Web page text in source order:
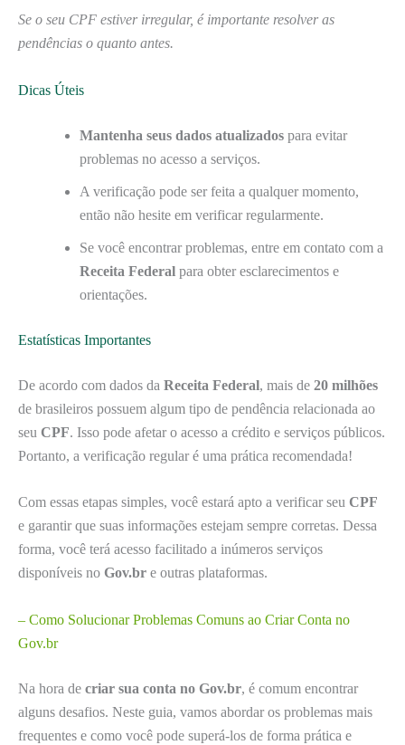
Se o seu CPF estiver irregular, é importante resolver as
pendências o quanto antes.
Dicas Úteis
Mantenha seus dados atualizados para evitar
problemas no acesso a serviços.
A verificação pode ser feita a qualquer momento,
então não hesite em verificar regularmente.
Se você encontrar problemas, entre em contato com a
Receita Federal para obter esclarecimentos e
orientações.
Estatísticas Importantes
De acordo com dados da Receita Federal, mais de 20 milhões
de brasileiros possuem algum tipo de pendência relacionada ao
seu CPF. Isso pode afetar o acesso a crédito e serviços públicos.
Portanto, a verificação regular é uma prática recomendada!
Com essas etapas simples, você estará apto a verificar seu CPF
e garantir que suas informações estejam sempre corretas. Dessa
forma, você terá acesso facilitado a inúmeros serviços
disponíveis no Gov.br e outras plataformas.
– Como Solucionar Problemas Comuns ao Criar Conta no
Gov.br
Na hora de criar sua conta no Gov.br, é comum encontrar
alguns desafios. Neste guia, vamos abordar os problemas mais
frequentes e como você pode superá-los de forma prática e